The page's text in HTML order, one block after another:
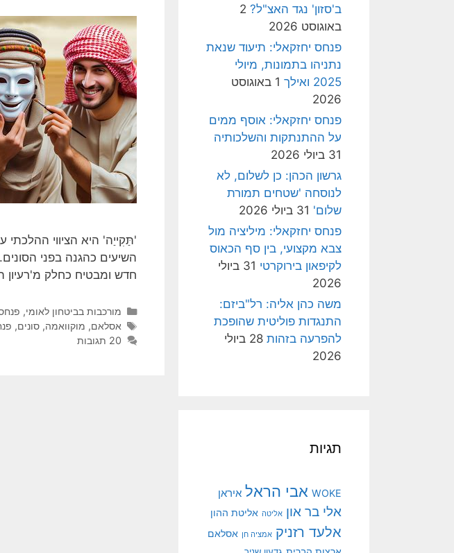
'תַּקִייַה' היא הציווי
השיעים כהגנה בפני
חדש ומבטיח כחלק מ'רעיון
קטגוריות
מורכבות בביטחון לאומי,
תגיות
אסלאם, מוקוואמה, סונים,
20 תגובות
ב'סזון' נגד האצ"ל? 2
באוגוסט 2026
פנחס יחזקאלי: תיעוד שנאת
נתניהו בתמונות, מיולי
2025 ואילך
1 באוגוסט
2026
פנחס יחזקאלי: אוסף ממים
על ההתנתקות והשלכותיה
31 ביולי 2026
גרשון הכהן: כן לשלום, לא
לנוסחה 'שטחים תמורת
שלום' 31 ביולי 2026
פנחס יחזקאלי: מיליציה מול
צבא מקצועי, בין סף הכאוס
לקיפאון בירוקרטי
31 ביולי
2026
משה כהן אליה: רל"ביזם:
התנגדות פוליטית שהופכת
להפרעה בזהות
28 ביולי
2026
תגיות
WOKE אבי הראל איראן
אלי בר און אליטה אליטת ההון
אלעד רזניק אמציה חן אסלאם